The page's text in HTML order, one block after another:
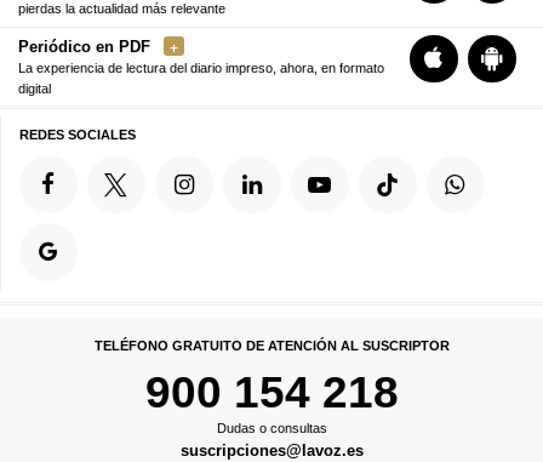
pierdas la actualidad más relevante
Periódico en PDF
La experiencia de lectura del diario impreso, ahora, en formato
digital
REDES SOCIALES
TELÉFONO GRATUITO DE ATENCIÓN AL SUSCRIPTOR
900 154 218
Dudas o consultas
suscripciones@lavoz.es